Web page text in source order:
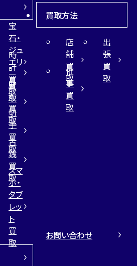
宝
石・
ジュ
エリ
ー
買
取
時
計
買
取
財
布
買
取
切
手
買
取
古
銭
買
取
スマ
ホ・
タブ
レッ
ト
買
取
買取方法
店
舗
買
取
出
張
買
取
催
事
買
取
お問い合わせ